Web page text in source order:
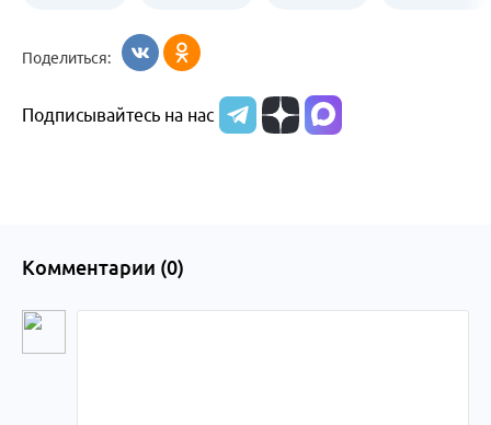
образования
Алтайского
Поделиться:
Подписывайтесь на нас
Комментарии (0)